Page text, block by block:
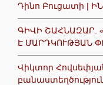
Դինո Բուցատի |
ԳԻՎԻ ՇԱՀՆԱԶԱՐ.
Է ՄԱՐԴԿՈՒԹՅԱՆ
Վիկտոր